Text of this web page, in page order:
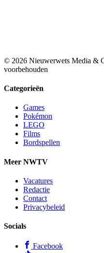
© 2026 Nieuwerwets Media &
voorbehouden
Categorieën
Games
Pokémon
LEGO
Films
Bordspellen
Meer NWTV
Vacatures
Redactie
Contact
Privacybeleid
Socials
Facebook